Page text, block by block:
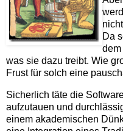
Da
dem
was sie dazu treibt. Wie
Frust für solch eine
Sicherlich täte die
aufzutauen und
einem akademischen